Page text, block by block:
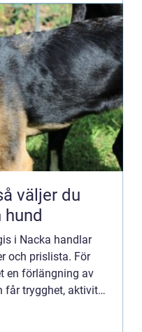
i Nacka handlar
och prislista. För
en förlängning av
får trygghet, aktivitet